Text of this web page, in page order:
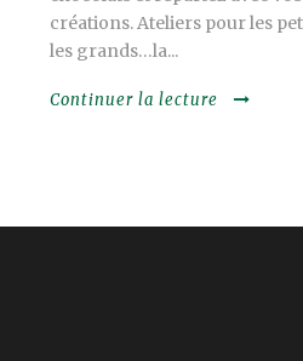
créations. Ateliers pour les
les grands…la...
Continuer la lecture